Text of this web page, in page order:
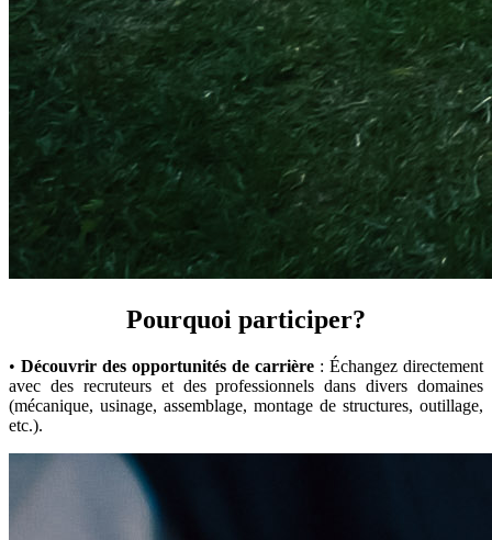
Pourquoi participer?
• Découvrir des opportunités de carrière : Échangez directement
avec des recruteurs et des professionnels dans divers domaines
(mécanique, usinage, assemblage, montage de structures, outillage,
etc.).